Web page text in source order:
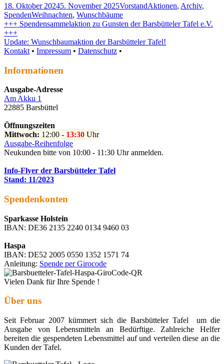
Veröffentlicht
am
18. Oktober 20245. November 2025Autor
VorstandKategorien
Aktionen, Archiv,
SpendenSchlagwörter
Weihnachten, Wunschbäume
Beitragsnavigation
Vorheriger
Beitrag:
+++ Spendensammelaktion zu Gunsten der Barsbütteler Tafel e.V.
+++
Nächster
Beitrag
Update: Wunschbaumaktion der Barsbütteler Tafel!
Haupt-
Seitenleiste
Kontakt • Impressum • Datenschutz •
Informationen
Ausgabe-Adresse
Am Akku 1
22885 Barsbüttel
Öffnungszeiten
Mittwoch: 12:00 - 13:30 Uhr
Ausgabe-Reihenfolge
Neukunden bitte von 10:00 - 11:30 Uhr anmelden.
Info-Flyer der Barsbütteler Tafel
Stand: 11/2023
Spendenkonten
Sparkasse Holstein
IBAN: DE36 2135 2240 0134 9460 03
Haspa
IBAN: DE52 2005 0550 1352 1571 74
Anleitung: Spende per Girocode
Vielen Dank für Ihre Spende !
Über uns
Seit Februar 2007 kümmert sich die Barsbütteler Tafel um die
Ausgabe von Lebensmitteln an Bedürftige. Zahlreiche Helfer
bereiten die gespendeten Lebensmittel auf und verteilen diese an die
Kunden der Tafel.